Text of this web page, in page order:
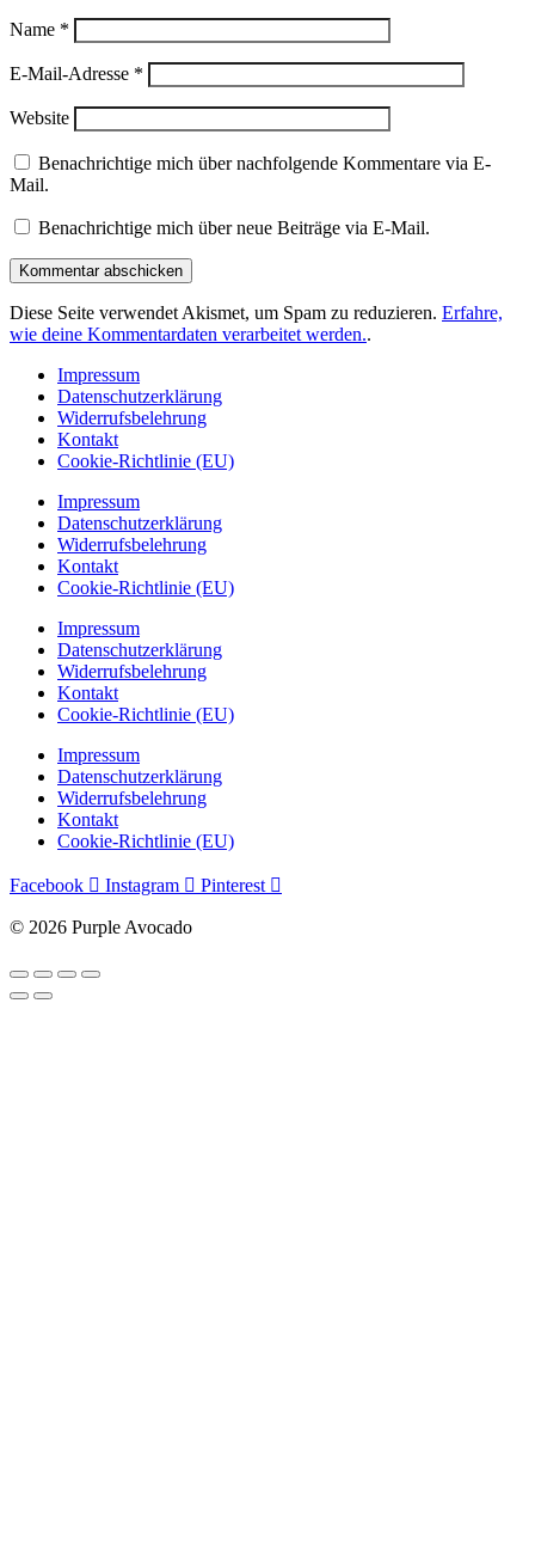
Name *
E-Mail-Adresse *
Website
Benachrichtige mich über nachfolgende Kommentare via E-
Mail.
Benachrichtige mich über neue Beiträge via E-Mail.
Diese Seite verwendet Akismet, um Spam zu reduzieren. Erfahre,
wie deine Kommentardaten verarbeitet werden..
Impressum
Datenschutzerklärung
Widerrufsbelehrung
Kontakt
Cookie-Richtlinie (EU)
Impressum
Datenschutzerklärung
Widerrufsbelehrung
Kontakt
Cookie-Richtlinie (EU)
Impressum
Datenschutzerklärung
Widerrufsbelehrung
Kontakt
Cookie-Richtlinie (EU)
Impressum
Datenschutzerklärung
Widerrufsbelehrung
Kontakt
Cookie-Richtlinie (EU)
Facebook Instagram Pinterest
© 2026 Purple Avocado